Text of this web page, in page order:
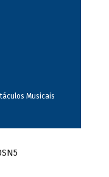
Musicais